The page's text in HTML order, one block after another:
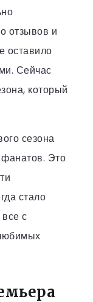
отзывов и
оставило
Сейчас
который
сезона
Это
стало
с